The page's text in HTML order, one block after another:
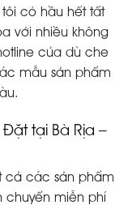
tôi có hầu hết tất
với nhiều không
của dù che
mẫu sản phẩm
tại Bà Rịa –
cả các sản phẩm
chuyển miễn phí